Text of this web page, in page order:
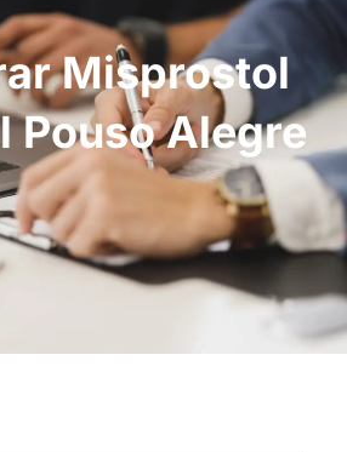
Misprostol
Pouso Alegre